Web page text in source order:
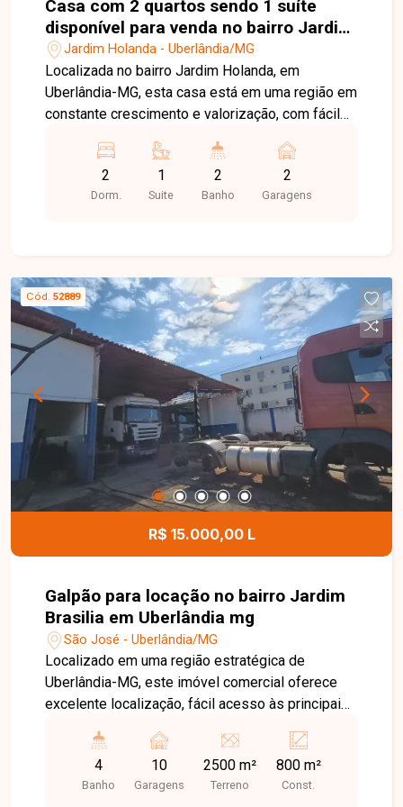
Casa com 2 quartos sendo 1 suíte
disponível para venda no bairro Jardim
Holanda em Uberlândia-MG
Jardim Holanda - Uberlândia/MG
Localizada no bairro Jardim Holanda, em
Uberlândia-MG, esta casa está em uma região em
constante crescimento e valorização, com fácil
supermercados, escolas, farmácias, comércios e
diversos serviços, proporcionando praticidade,
conforto e qualidade de vida para toda a família.
social, cozinha, área de serviço e 02 vagas de
garagem. O projeto foi desenvolvido para
oferecer ambientes bem distribuídos, funcionais
e confortáveis, ideais para o dia a dia. O imóvel
encontra-se em fase de construção. As fotos
apresentadas são de uma casa com o mesmo
projeto, já vendida, servindo como referência do
padrão de acabamento. Esta é uma excelente
oportunidade para adquirir um imóvel novo em
uma localização privilegiada. Agende uma visita e
saiba mais sobre este empreendimento.
2
Dorm.
1
Suite
2
Banho
2
Garagens
Cód. 52889
R$ 15.000,00 L
Galpão para locação no bairro Jardim
Brasilia em Uberlândia mg
São José - Uberlândia/MG
Localizado em uma região estratégica de
Uberlândia-MG, este imóvel comercial oferece
excelente localização, fácil acesso às principais
que necessitam de amplo espaço operacional. A
posição privilegiada, com acesso por duas ruas,
proporciona mais praticidade para logística,
4
Banho
10
Garagens
2500 m²
Terreno
800 m²
Const.